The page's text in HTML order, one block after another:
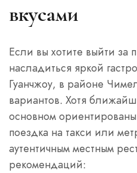
вкусами
Если вы хотите выйти за
насладиться яркой
Гуанчжоу, в районе
вариантов. Хотя
основном
поездка на такси или
аутентичным местным
рекомендаций: